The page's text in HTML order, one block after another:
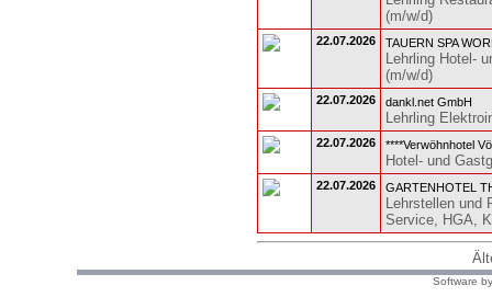
(m/w/d)
22.07.2026 TAUERN SPA
Lehrling Hotel-
(m/w/d)
22.07.2026 dankl.net GmbH
Lehrling
22.07.2026 ****Verwöhnhotel
Hotel- und
22.07.2026 GARTENHOTEL
Lehrstellen und
Service, HGA,
Software